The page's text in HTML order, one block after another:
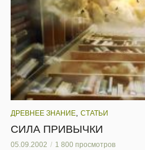
ДРЕВНЕЕ ЗНАНИЕ СТАТЬИ
СИЛА ПРИВЫЧКИ
05.09.2002 1 800 просмотров